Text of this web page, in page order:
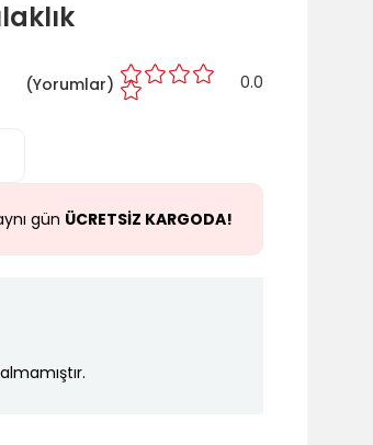
(Yorumlar) 0.0
gün ÜCRETSİZ KARGODA!